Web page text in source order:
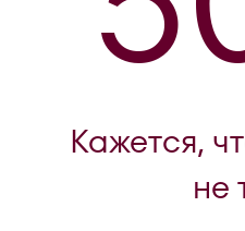
Кажется,
не